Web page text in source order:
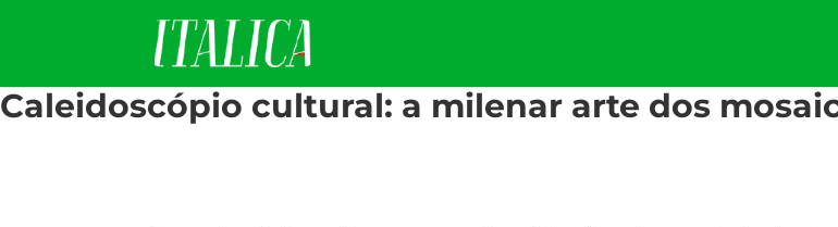
Caleidoscópio cultural: a milenar arte dos